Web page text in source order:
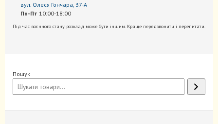
вул. Олеся Гончара, 37-А
Пн-Пт 10:00-18:00
Під час воєнного стану розклад може бути іншим. Краще передзвонити і перепитати.
Пошук